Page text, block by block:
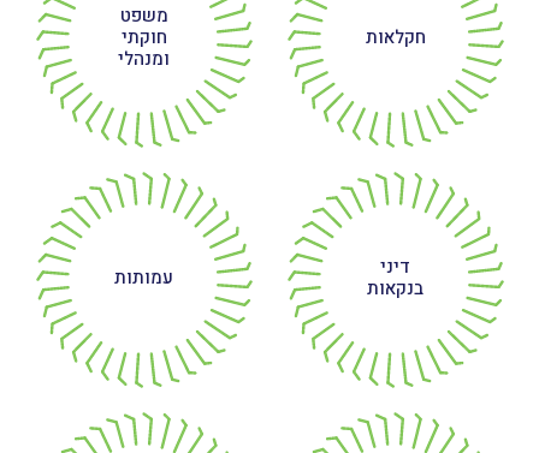
חקלאות
משפט
חוקתי
ומנהלי
דיני
בנקאות
עמותות